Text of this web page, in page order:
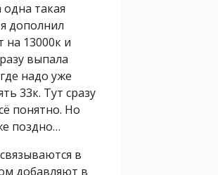
одна такая
дополнил
на 13000к и
выпала
надо уже
33к. Тут сразу
понятно. Но
поздно…
в
добавляют в